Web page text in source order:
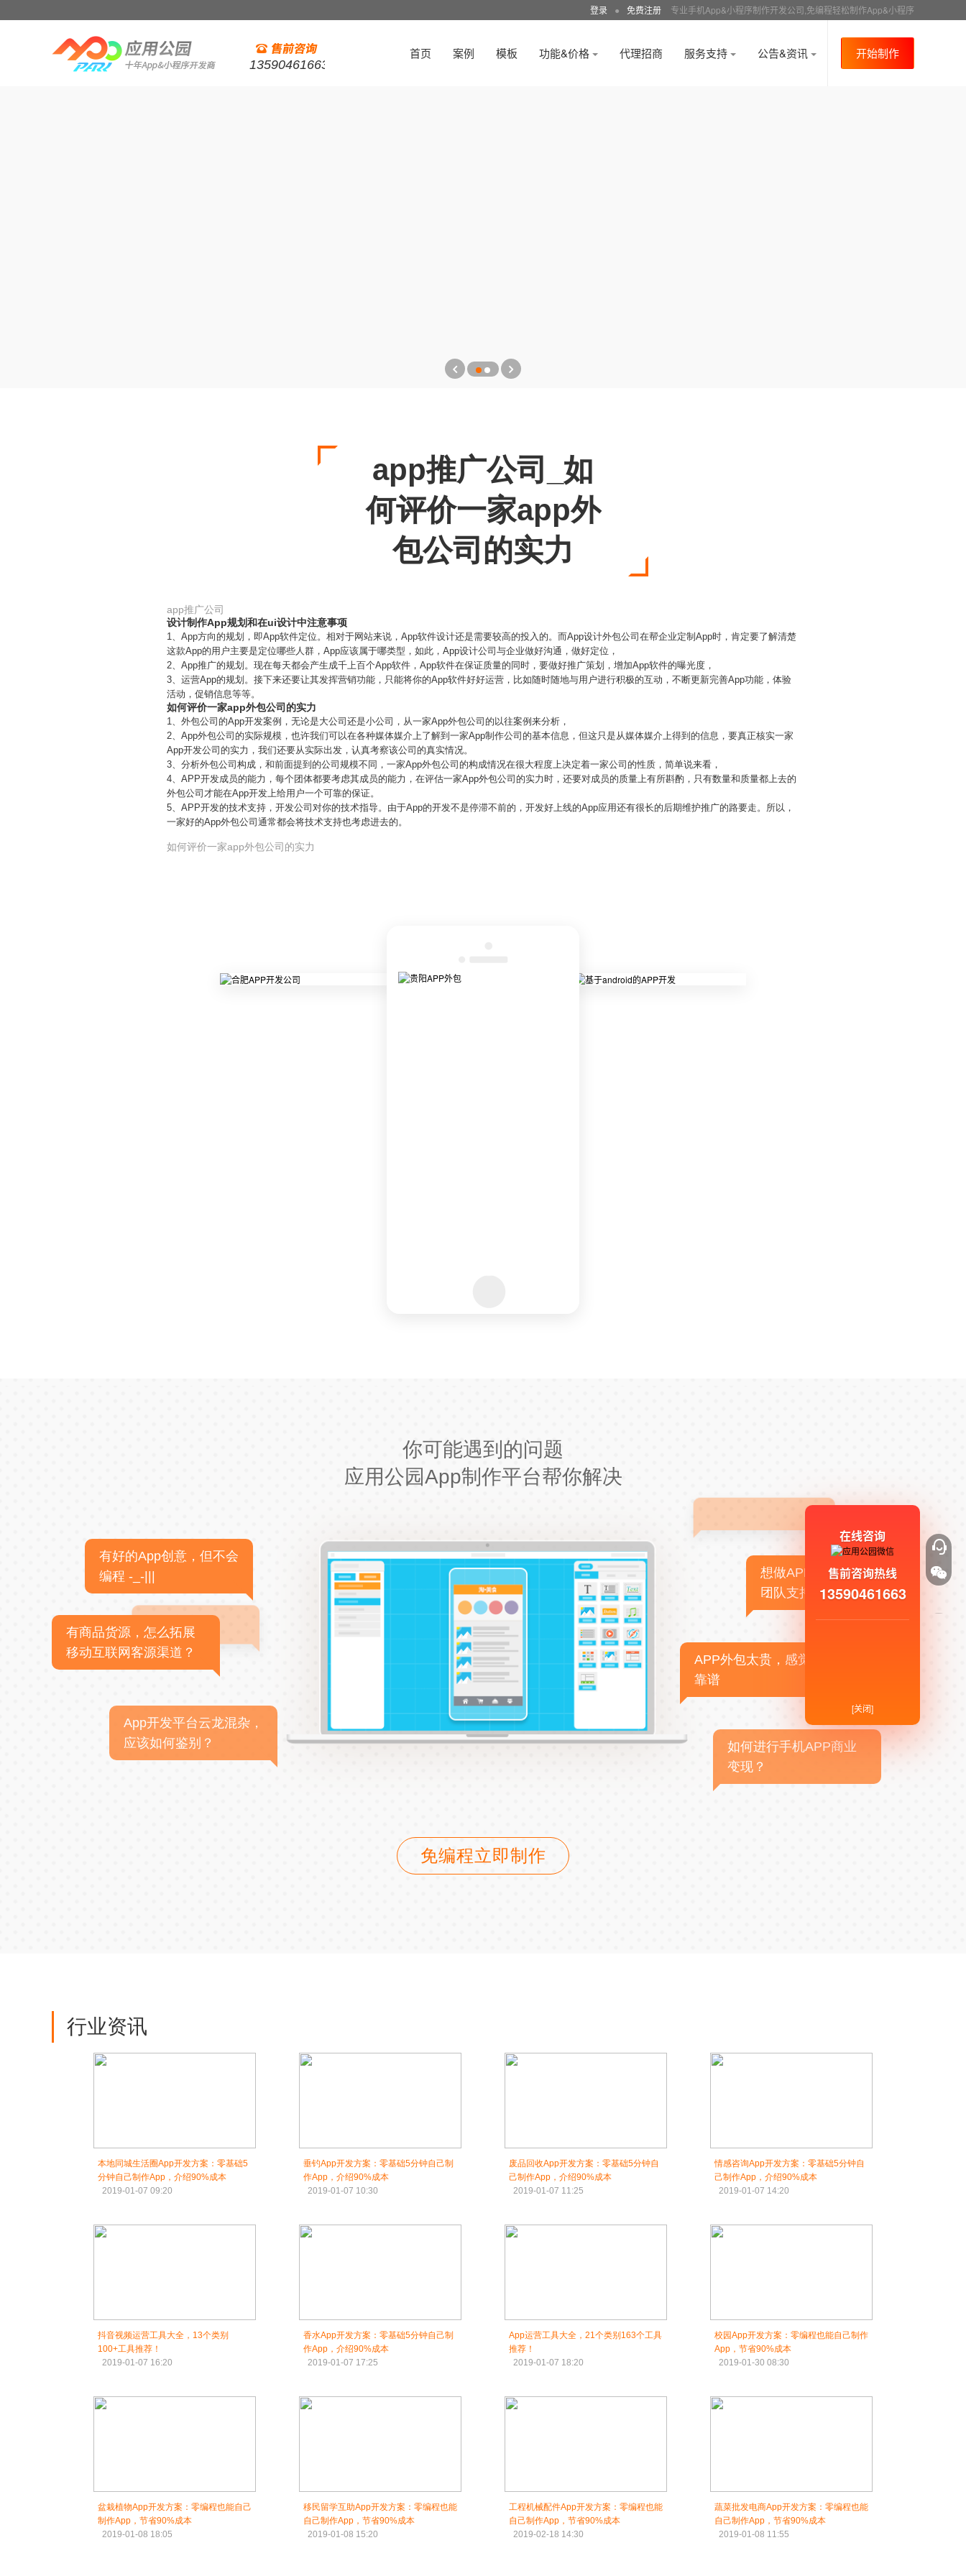
登录 ● 免费注册 专业手机App&小程序制作开发公司,免编程轻松制作App&小程序
13590461663
首页 案例 模板 功能&价格 代理招商 服务支持 公告&资讯 开始制作
app推广公司_如
何评价一家app外
包公司的实力
app推广公司
设计制作App规划和在ui设计中注意事项
1、App方向的规划，即App软件定位。相对于网站来说，App软件设计还是需要较高的投入的。而App设计外包公司在帮企业定制App时，肯定要了解清楚
这款App的用户主要是定位哪些人群，App应该属于哪类型，如此，App设计公司与企业做好沟通，做好定位，
2、App推广的规划。现在每天都会产生成千上百个App软件，App软件在保证质量的同时，要做好推广策划，增加App软件的曝光度，
3、运营App的规划。接下来还要让其发挥营销功能，只能将你的App软件好好运营，比如随时随地与用户进行积极的互动，不断更新完善App功能，体验
活动，促销信息等等。
如何评价一家app外包公司的实力
1、外包公司的App开发案例，无论是大公司还是小公司，从一家App外包公司的以往案例来分析，
2、App外包公司的实际规模，也许我们可以在各种媒体媒介上了解到一家App制作公司的基本信息，但这只是从媒体媒介上得到的信息，要真正核实一家
App开发公司的实力，我们还要从实际出发，认真考察该公司的真实情况。
3、分析外包公司构成，和前面提到的公司规模不同，一家App外包公司的构成情况在很大程度上决定着一家公司的性质，简单说来看，
4、APP开发成员的能力，每个团体都要考虑其成员的能力，在评估一家App外包公司的实力时，还要对成员的质量上有所斟酌，只有数量和质量都上去的
外包公司才能在App开发上给用户一个可靠的保证。
5、APP开发的技术支持，开发公司对你的技术指导。由于App的开发不是停滞不前的，开发好上线的App应用还有很长的后期维护推广的路要走。所以，
一家好的App外包公司通常都会将技术支持也考虑进去的。
如何评价一家app外包公司的实力
你可能遇到的问题
应用公园App制作平台帮你解决
有好的App创意，但不会
编程 -_-|||
有商品货源，怎么拓展
移动互联网客源渠道？
App开发平台云龙混杂，
应该如何鉴别？
想做APP，但没有技术
团队支持
APP外包太贵，感觉不
靠谱
如何进行手机APP商业
变现？
免编程立即制作
行业资讯
本地同城生活圈App开发方案：零基础5
分钟自己制作App，介绍90%成本
2019-01-07 09:20
垂钓App开发方案：零基础5分钟自己制
作App，介绍90%成本
2019-01-07 10:30
废品回收App开发方案：零基础5分钟自
己制作App，介绍90%成本
2019-01-07 11:25
情感咨询App开发方案：零基础5分钟自
己制作App，介绍90%成本
2019-01-07 14:20
抖音视频运营工具大全，13个类别
100+工具推荐！
2019-01-07 16:20
香水App开发方案：零基础5分钟自己制
作App，介绍90%成本
2019-01-07 17:25
App运营工具大全，21个类别163个工具
推荐！
2019-01-07 18:20
校园App开发方案：零编程也能自己制作
App，节省90%成本
2019-01-30 08:30
盆栽植物App开发方案：零编程也能自己
制作App，节省90%成本
2019-01-08 18:05
移民留学互助App开发方案：零编程也能
自己制作App，节省90%成本
2019-01-08 15:20
工程机械配件App开发方案：零编程也能
自己制作App，节省90%成本
2019-02-18 14:30
蔬菜批发电商App开发方案：零编程也能
自己制作App，节省90%成本
2019-01-08 11:55
在线咨询
售前咨询热线
13590461663
[关闭]